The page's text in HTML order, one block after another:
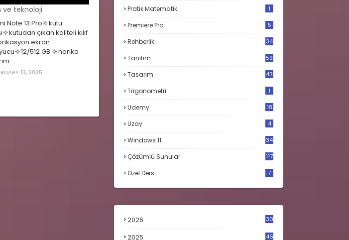
ve teknoloji
Note 13 Pro🔆kutu
çıkan kaliteli kılıf
ekran
512 GB 🔆harika
13, 2025
Pratik Matematik 1
Premiere Pro 5
Rehberlik 34
Tanıtım 59
Tasarım 43
Trigonometri 1
Udemy 18
Uzay 4
Windows 11 34
Çözümlü Sunular 117
Özel Ders 7
2026 30
2025 46